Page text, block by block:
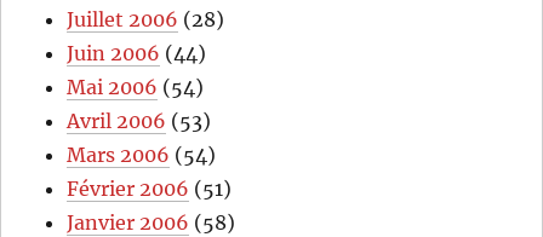
Juillet 2006 (28)
Juin 2006 (44)
Mai 2006 (54)
Avril 2006 (53)
Mars 2006 (54)
Février 2006 (51)
Janvier 2006 (58)